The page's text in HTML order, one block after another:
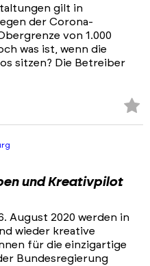
gilt in
der Corona-
von 1.000
was ist, wenn die
sitzen? Die Betreiber
und Kreativpilot
August 2020 werden in
wieder kreative
für die einzigartige
Bundesregierung